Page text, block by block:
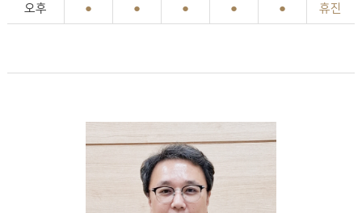
오후 ● ● ● ● ● 휴진